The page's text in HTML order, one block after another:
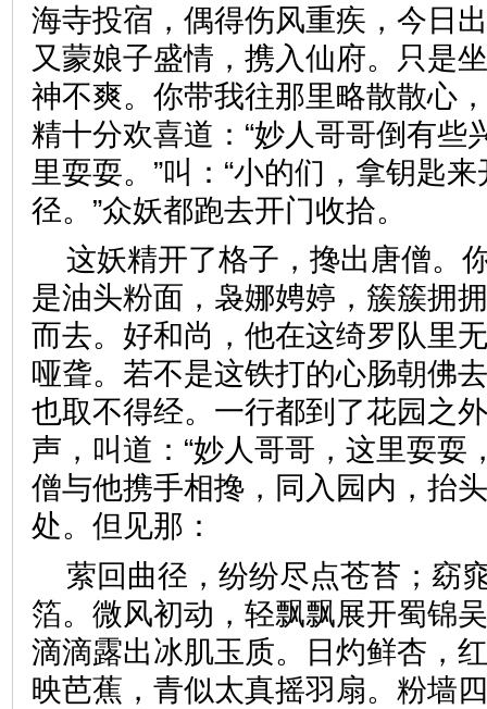
海寺投宿，偶得伤风重疾，今日
又蒙娘子盛情，携入仙府。只是
神不爽。你带我往那里略散散心
精十分欢喜道：“妙人哥哥倒有些
里耍耍。”叫：“小的们，拿钥匙
径。”众妖都跑去开门收拾。
这妖精开了格子，搀出唐僧。
是油头粉面，袅娜娉婷，簇簇拥
而去。好和尚，他在这绮罗队里
哑聋。若不是这铁打的心肠朝佛
也取不得经。一行都到了花园之
声，叫道：“妙人哥哥，这里耍耍
僧与他携手相搀，同入园内，抬
处。但见那：
萦回曲径，纷纷尽点苍苔；窈
箔。微风初动，轻飘飘展开蜀锦
滴滴露出冰肌玉质。日灼鲜杏，
映芭蕉，青似太真摇羽扇。粉墙